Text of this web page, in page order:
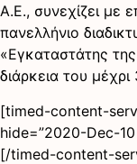
A.E., συνεχίζει με
πανελλήνιο
«Εγκαταστάτης της
διάρκεια του
[timed-content-
hide=”2020-Dec-
[/timed-content-